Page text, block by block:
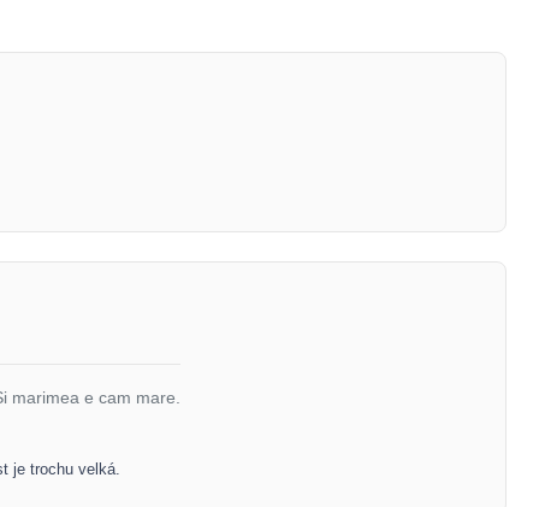
marimea e cam mare.
je trochu velká.